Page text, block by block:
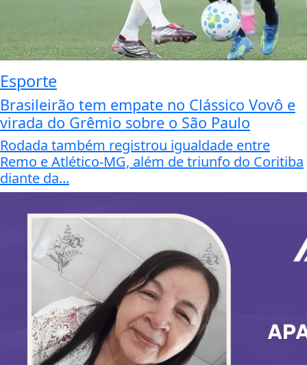
Esporte
Brasileirão tem empate no Clássico Vovô e
virada do Grêmio sobre o São Paulo
Rodada também registrou igualdade entre
Remo e Atlético-MG, além de triunfo do Coritiba
diante da...